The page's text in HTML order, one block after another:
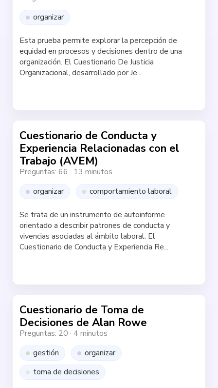
organizar
Esta prueba permite explorar la percepción de
equidad en procesos y decisiones dentro de una
organización. El Cuestionario De Justicia
Organizacional, desarrollado por Je...
Cuestionario de Conducta y
Experiencia Relacionadas con el
Trabajo (AVEM)
Preguntas: 66 · 13 minutos
organizar
comportamiento laboral
Se trata de un instrumento de autoinforme
orientado a describir patrones de conducta y
vivencias asociadas al ámbito laboral. El
Cuestionario de Conducta y Experiencia Re...
Cuestionario de Toma de
Decisiones de Alan Rowe
Preguntas: 20 ·4 minutos
gestión
organizar
toma de decisiones